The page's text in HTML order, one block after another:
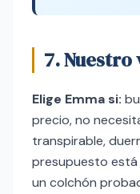
7.
Elige Emma si:
precio, no
transpirable,
presupuesto
un colchón